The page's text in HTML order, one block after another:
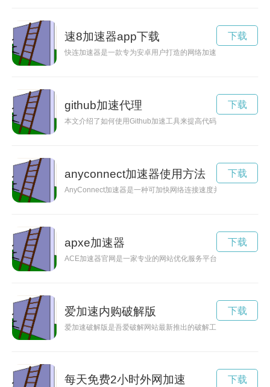
速8加速器app下载
快连加速器是一款专为安卓用户打造的网络加速工具，能够帮
下载
github加速代理
本文介绍了如何使用Github加速工具来提高代码下载速度，让
下载
anyconnect加速器使用方法
AnyConnect加速器是一种可加快网络连接速度并保障数据安全
下载
apxe加速器
ACE加速器官网是一家专业的网站优化服务平台，致力于帮助
下载
爱加速内购破解版
爱加速破解版是吾爱破解网站最新推出的破解工具，为用户提供
下载
每天免费2小时外网加速 下载